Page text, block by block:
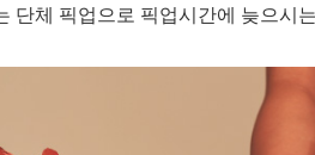
단체 픽업으로 픽업시간에 늦으시